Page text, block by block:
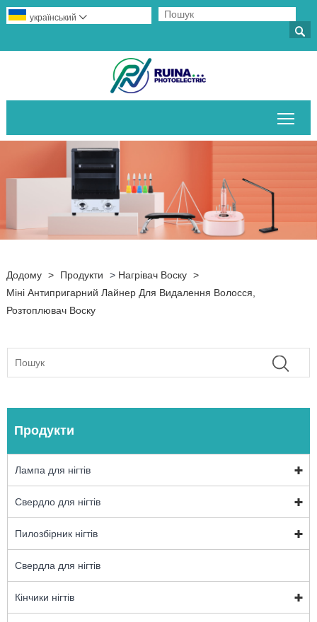

український 
Додому > Продукти > Нагрівач Воску >
Міні Антипригарний Лайнер Для Видалення Волосся,
Розтоплювач Воску
Продукти
Лампа для нігтів
Свердло для нігтів
Пилозбірник нігтів
Свердла для нігтів
Кінчики нігтів